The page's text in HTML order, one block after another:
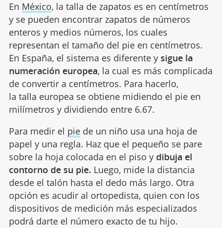
En México, la talla de zapatos es en centímetros
y se pueden encontrar zapatos de números
enteros y medios números, los cuales
representan el tamaño del pie en centímetros.
En España, el sistema es diferente ysigue la
numeración europea, la cual es más complicada
de convertir a centímetros. Para hacerlo,
la talla europea se obtiene midiendo el pie en
milímetros y dividiendo entre 6.67.
Para medir el piede un niño usa una hoja de
papel y una regla. Haz que el pequeño se pare
sobre la hoja colocada en el piso y dibuja el
contorno de su pie. Luego, mide la distancia
desde el talón hasta el dedo más largo. Otra
opción es acudir al ortopedista, quien con los
dispositivos de medición más especializados
podrá darte el número exacto de tu hijo.